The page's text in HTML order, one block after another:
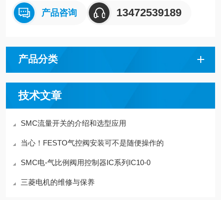
产品咨询 13472539189
产品分类
技术文章
SMC流量开关的介绍和选型应用
当心！FESTO气控阀安装可不是随便操作的
SMC电-气比例阀用控制器IC系列IC10-0
三菱电机的维修与保养